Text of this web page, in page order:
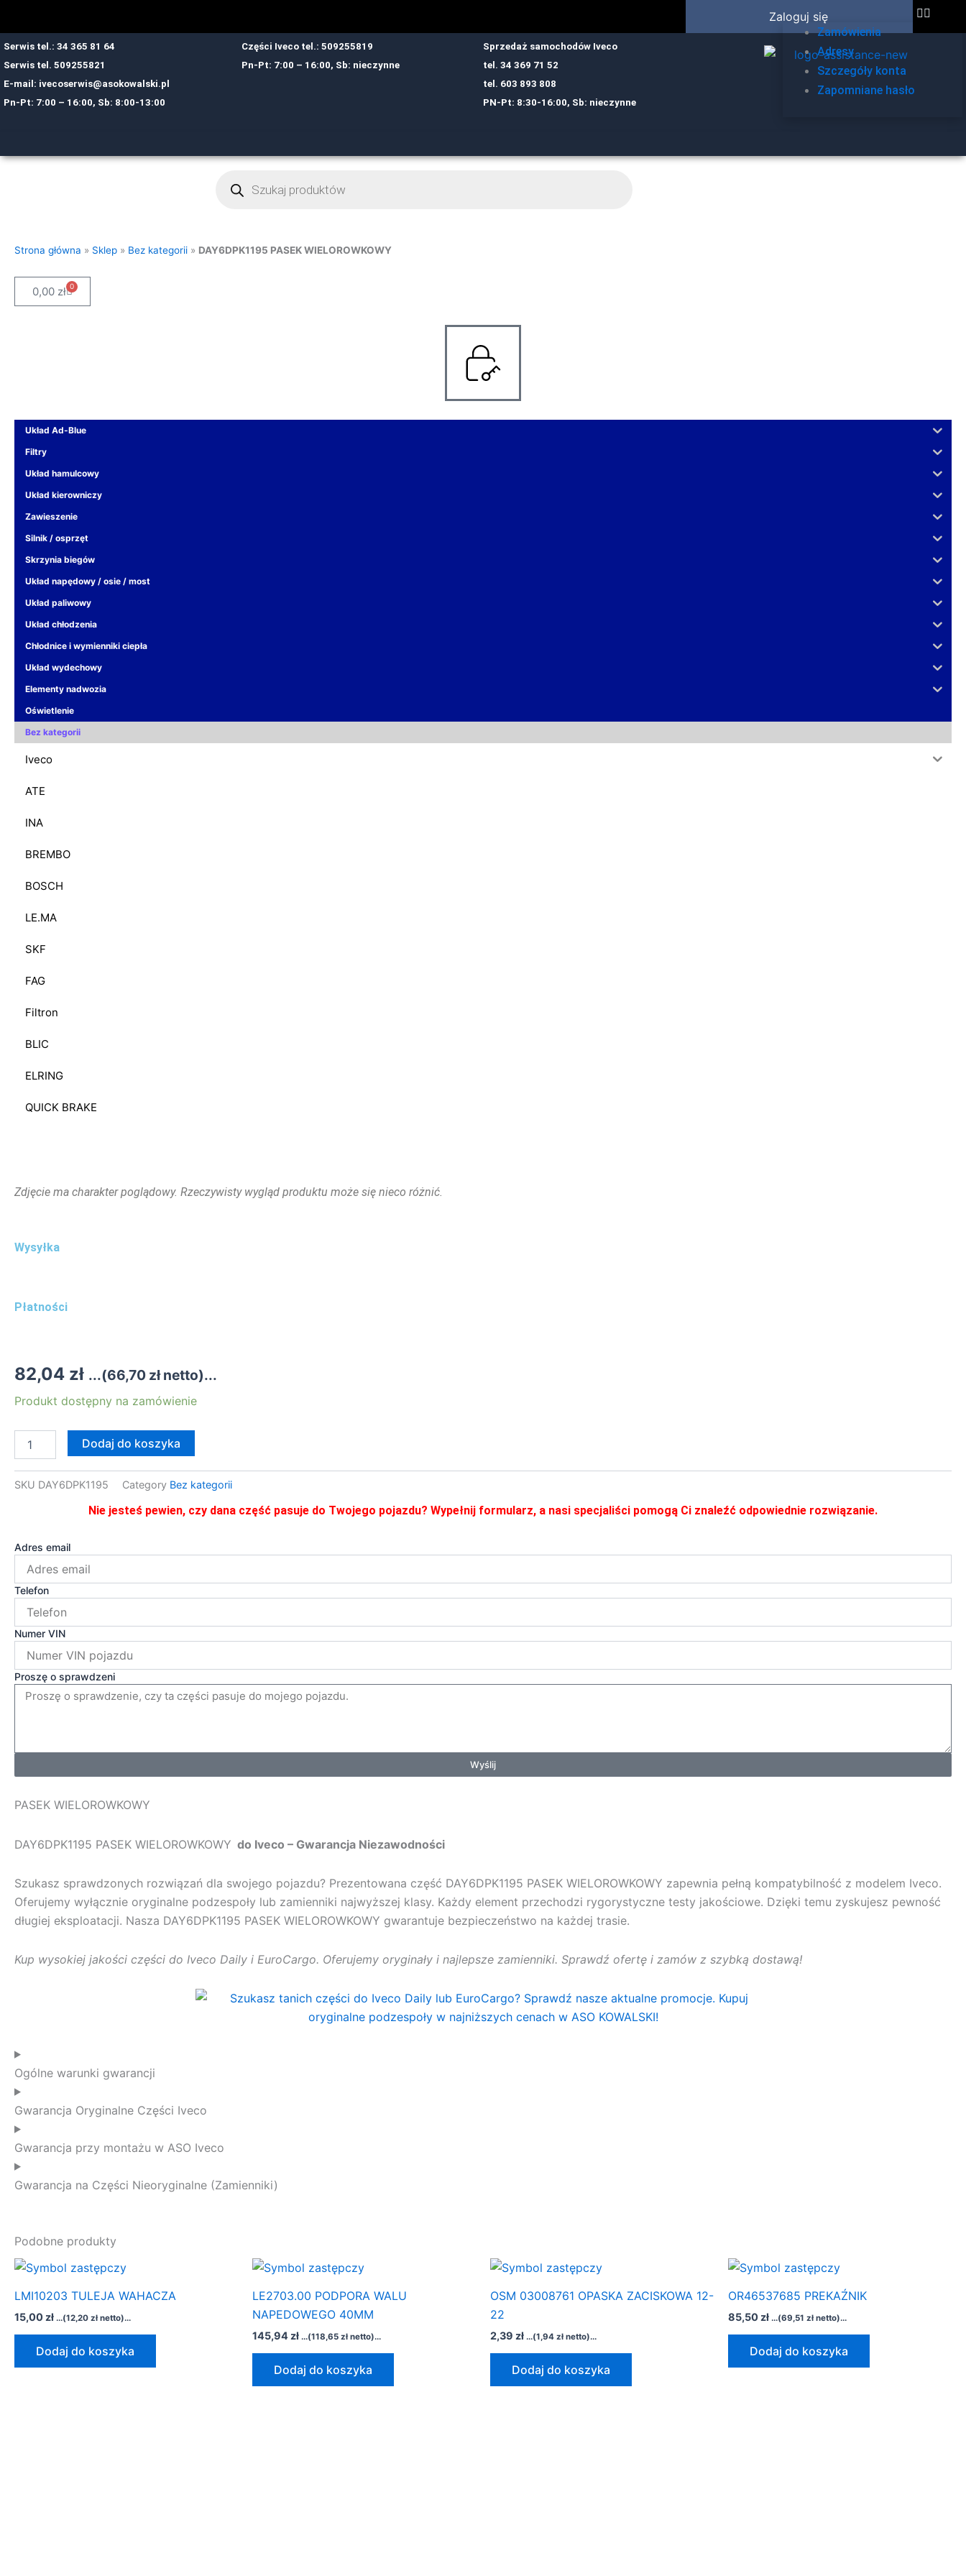
treści
Zaloguj się
Zamówienia
Adresy
Szczegóły konta
Zapomniane hasło
Serwis tel.: 34 365 81 64
Serwis tel. 509255821
E-mail: ivecoserwis@asokowalski.pl
Pn-Pt: 7:00 – 16:00, Sb: 8:00-13:00
Części Iveco tel.: 509255819
Pn-Pt: 7:00 – 16:00, Sb: nieczynne
Sprzedaż samochodów Iveco
tel. 34 369 71 52
tel. 603 893 808
PN-Pt: 8:30-16:00, Sb: nieczynne
produktów
Strona główna » Sklep » Bez kategorii » DAY6DPK1195 PASEK WIELOROWKOWY
0,00 zł 0
Cart
Układ Ad-Blue
Filtry
Układ hamulcowy
Układ kierowniczy
Zawieszenie
Silnik / osprzęt
Skrzynia biegów
Układ napędowy / osie / most
Układ paliwowy
Układ chłodzenia
Chłodnice i wymienniki ciepła
Układ wydechowy
Elementy nadwozia
Oświetlenie
Bez kategorii
Iveco
ATE
INA
BREMBO
BOSCH
LE.MA
SKF
FAG
Filtron
BLIC
ELRING
QUICK BRAKE
Zdjęcie ma charakter poglądowy. Rzeczywisty wygląd produktu może się nieco różnić.
Wysyłka
Płatności
82,04 zł ...(66,70 złnetto)...
Produkt dostępny na zamówienie
ilość
WIELOROWKOWYDodaj do koszyka
SKU DAY6DPK1195 Category Bez kategorii
Nie jesteś pewien, czy dana część pasuje do Twojego pojazdu? Wypełnij formularz, a nasi specjaliści pomogą Ci znaleźć odpowiednie rozwiązanie.
Adres email
Telefon
Numer VIN
Proszę o sprawdzeni
Wyślij
PASEK WIELOROWKOWY
DAY6DPK1195 PASEK WIELOROWKOWY do Iveco – Gwarancja Niezawodności
Szukasz sprawdzonych rozwiązań dla swojego pojazdu? Prezentowana część DAY6DPK1195 PASEK WIELOROWKOWY zapewnia pełną kompatybilność z modelem Iveco.
Oferujemy wyłącznie oryginalne podzespoły lub zamienniki najwyższej klasy. Każdy element przechodzi rygorystyczne testy jakościowe. Dzięki temu zyskujesz pewność
długiej eksploatacji. Nasza DAY6DPK1195 PASEK WIELOROWKOWY gwarantuje bezpieczeństwo na każdej trasie.
Kup wysokiej jakości części do Iveco Daily i EuroCargo. Oferujemy oryginały i najlepsze zamienniki. Sprawdź ofertę i zamów z szybką dostawą!
Ogólne warunki gwarancji
Gwarancja Oryginalne Części Iveco
Gwarancja przy montażu w ASO Iveco
Gwarancja na Części Nieoryginalne (Zamienniki)
Podobne produkty
LMI10203 TULEJA WAHACZA
15,00 zł ...(12,20 zł netto)...
Dodaj do koszyka
LE2703.00 PODPORA WALU
NAPEDOWEGO 40MM
145,94 zł ...(118,65 zł netto)...
Dodaj do koszyka
OSM 03008761 OPASKA ZACISKOWA 12-
22
2,39 zł ...(1,94 zł netto)...
Dodaj do koszyka
OR46537685 PREKAŹNIK
85,50 zł ...(69,51 zł netto)...
Dodaj do koszyka